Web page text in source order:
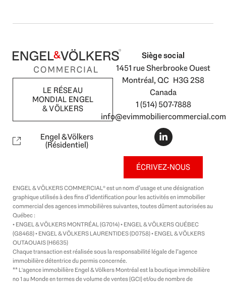
LE RÉSEAU
MONDIAL ENGEL
& VÖLKERS
Engel & Völkers
(Résidentiel)
Siège social
1451 rue Sherbrooke Ouest
Montréal, QC H3G 2S8
Canada
1 (514) 507-7888
info@evimmobiliercommercial.com
L
i
n
k
e
d
i
n
-
i
ÉCRIVEZ-NOUS
ENGEL & VÖLKERS COMMERCIAL® est un nom d’usage et une désignation
graphique utilisés à des fins d’identification pour les activités en immobilier
commercial des agences immobilières suivantes, toutes dûment autorisées au
Québec :
• ENGEL & VÖLKERS MONTRÉAL (G7014) • ENGEL & VÖLKERS QUÉBEC
(G8468) • ENGEL & VÖLKERS LAURENTIDES (D0758) • ENGEL & VÖLKERS
OUTAOUAIS (H6635)
Chaque transaction est réalisée sous la responsabilité légale de l’agence
immobilière détentrice du permis concernée.
** L'agence immobilière Engel & Völkers Montréal est la boutique immobilière
no 1 au Monde en termes de volume de ventes (GCI) et/ou de nombre de